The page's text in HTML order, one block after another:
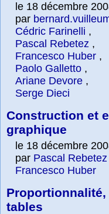
le 18 décembre
par
Cédric Farinelli ,
Pascal Rebetez ,
Francesco Huber ,
Paolo Galletto ,
Ariane Devore ,
Serge Dieci
Construction et
graphique
le 18 décembre
par Pascal Rebetez
Francesco Huber
tables